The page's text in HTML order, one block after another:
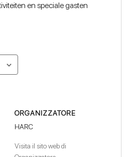
en speciale gasten
ORGANIZZATORE
HARC
Visita il sito web di